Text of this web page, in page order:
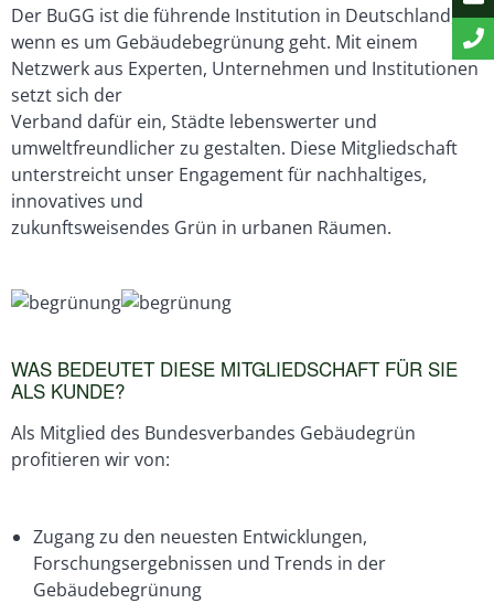
Der BuGG ist die führende Institution in Deutschland,
wenn es um Gebäudebegrünung geht. Mit einem
Netzwerk aus Experten, Unternehmen und Institutionen
setzt sich der
Verband dafür ein, Städte lebenswerter und
umweltfreundlicher zu gestalten. Diese Mitgliedschaft
unterstreicht unser Engagement für nachhaltiges,
innovatives und
zukunftsweisendes Grün in urbanen Räumen.
WAS BEDEUTET DIESE MITGLIEDSCHAFT FÜR SIE
ALS KUNDE?
Als Mitglied des Bundesverbandes Gebäudegrün
profitieren wir von:
Zugang zu den neuesten Entwicklungen,
Forschungsergebnissen und Trends in der
Gebäudebegrünung